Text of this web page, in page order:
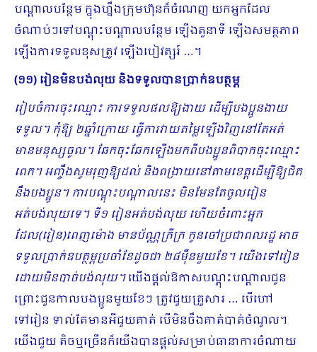
បណ្តាលបន្ថែម ក្នុងហ្នឹងក្រុមហ៊ុនក៏ចំណេញ យកអ្នកដែល
ចំណាប់ៗទៅបណ្តុះបណ្តាលបន្ថែម ឡើងតួនាទី ឡើងសមត្ថភាព
ឡើងការទទួលខុសត្រូវ ឡើងបៀវត្សរ៍ …។
(១១) រៀនមិនបង់លុយ និងទទួលបានប្រាក់ឧបត្ថម្ភ
រៀបចំការចុះឈ្មោះ ការទទួលផលឱ្យងាយ ដើម្បីបងប្អូនងាយ
ទទួល។ កុំឱ្យ ២ឆ្នាំក្រោយ ធ្វើការវាយតម្លៃឡើងវិញនៅតែអត់
មានមនុស្សចូល។ ឆែកចុះឆែកឡើងមកពីបងប្អូនពិបាកចុះឈ្មោះ
ពេក។ អញ្ចឹងសូមរុញឱ្យដល់ និងពង្រាយនៅតាមខេត្តដើម្បីឱ្យជិត
នឹងបងប្អូន។ ការបណ្តុះបណ្តាលនេះ មិនមែនតែចូលរៀន
អត់បង់លុយទេ។ ទី១ រៀនអត់បង់លុយ ហើយចំពោះអ្នក
ដែល(រៀន)ពេញម៉ោង មានប័ណ្ណក្រីក្រ កូនចៅប្រជាពលរដ្ឋ អាច
ទទួលប្រាក់ឧបត្ថម្ភប្រចាំខែដូចជា ២៨ម៉ឺនមួយខែ។ យើងទៅរៀន
ដោយមិនបាច់បង់លុយ។យើងផ្តល់ឱកាស​បណ្តុះបណ្តាលជូន
ព្រោះជួនកាលបងប្អូនមួយខែៗ ត្រូវជួយគ្រួសារ … បើហៅ
ទៅរៀន ទាល់តែមានអីជួយគាត់ បើមិនចឹងគាត់បាត់ចំណូល។
យើងជួយ តិចឬច្រើនក៏យើងបានផ្ដល់សម្រាប់ធានាការចំណាយ